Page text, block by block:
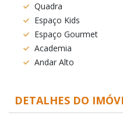
Quadra
Espaço Kids
Espaço Gourmet
Academia
Andar Alto
DETALHES DO